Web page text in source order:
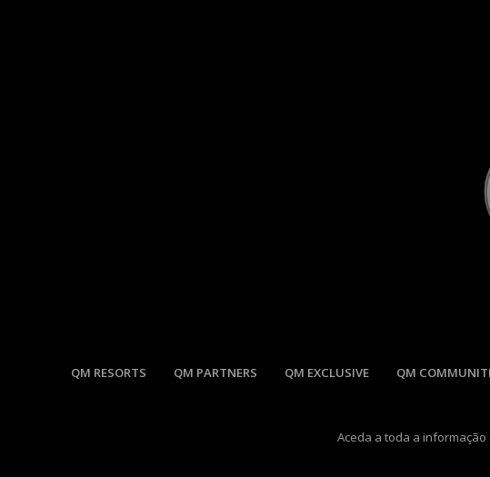
QM RESORTS QM PARTNERS QM EXCLUSIVE QM
Aceda a toda a informação